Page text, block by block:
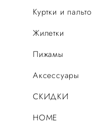
Куртки и пальто
Жилетки
Пижамы
Аксессуары
СКИДКИ
HOME